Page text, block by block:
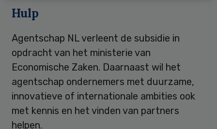
Hulp
Agentschap NL verleent de subsidie in
opdracht van het ministerie van
Economische Zaken. Daarnaast wil het
agentschap ondernemers met duurzame,
innovatieve of internationale ambities ook
met kennis en het vinden van partners
helpen.